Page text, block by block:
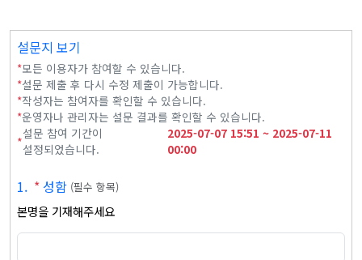
설문지 보기
*모든 이용자가 참여할 수 있습니다.
*설문 제출 후 다시 수정 제출이 가능합니다.
*작성자는 참여자를 확인할 수 있습니다.
*운영자나 관리자는 설문 결과를 확인할 수 있습니다.
*설문 참여 기간이
설정되었습니다.
2025-07-0715:51 ~ 2025-07-11
00:00
1. *성함 (필수 항목)
본명을 기재해주세요